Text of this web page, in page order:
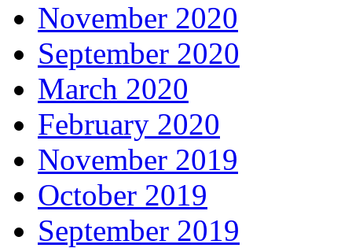
November 2020
September 2020
March 2020
February 2020
November 2019
October 2019
September 2019